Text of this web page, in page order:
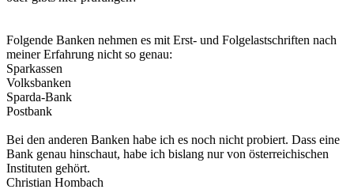
Folgende Banken nehmen es mit Erst- und Folgelastschriften nach
meiner Erfahrung nicht so genau:
Sparkassen
Volksbanken
Sparda-Bank
Postbank
Bei den anderen Banken habe ich es noch nicht probiert. Dass eine
Bank genau hinschaut, habe ich bislang nur von österreichischen
Instituten gehört.
Christian Hombach